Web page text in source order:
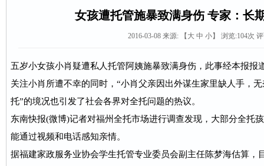
女孩遭托管施暴致满身伤 专家：长
2016-03-08 来源: 【 大 中 小】 浏览:104次
五岁小女孩小肖疑遭私人托管阿姨施暴致满身伤，此事经本报报
关注小肖所遭不幸的同时，“小肖父亲因出外谋生家里缺人手，
托”的境况也引发了社会各界对全托问题的热议。
东南快报(微博)记者对福州全托市场进行调查发现，大部分全托
能通过视频和电话感知亲情。
据福建家政服务业协会学生托管专业委员会副主任陈梦海估算，